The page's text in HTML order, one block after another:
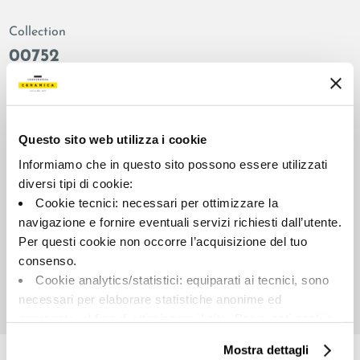
Questo sito web utilizza i cookie
Informiamo che in questo sito possono essere utilizzati
diversi tipi di cookie:
Cookie tecnici: necessari per ottimizzare la
navigazione e fornire eventuali servizi richiesti dall’utente.
Per questi cookie non occorre l’acquisizione del tuo
consenso.
Cookie analytics/statistici: equiparati ai tecnici, sono
necessari per elaborare statistiche anonime ed
Cookie di profilazione/marketing: sono utilizzati, solo
Mostra dettagli
Collection
00752
Colors:
Lead
Plain
Format:
60.0x60.0
natural
matt
Shade variations:
Unit of measure:
MQ